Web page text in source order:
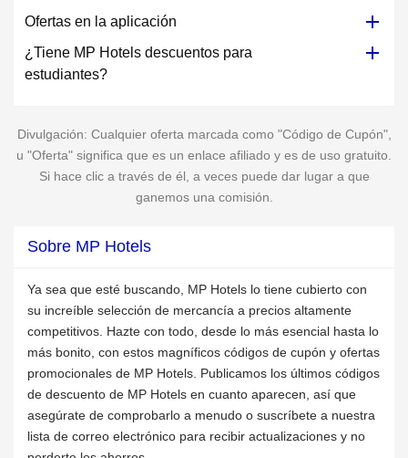
Ofertas en la aplicación
¿Tiene MP Hotels descuentos para
estudiantes?
Divulgación: Cualquier oferta marcada como "Código de Cupón",
u "Oferta" significa que es un enlace afiliado y es de uso gratuito.
Si hace clic a través de él, a veces puede dar lugar a que
ganemos una comisión.
Sobre MP Hotels
Ya sea que esté buscando, MP Hotels lo tiene cubierto con
su increíble selección de mercancía a precios altamente
competitivos. Hazte con todo, desde lo más esencial hasta lo
más bonito, con estos magníficos códigos de cupón y ofertas
promocionales de MP Hotels. Publicamos los últimos códigos
de descuento de MP Hotels en cuanto aparecen, así que
asegúrate de comprobarlo a menudo o suscríbete a nuestra
lista de correo electrónico para recibir actualizaciones y no